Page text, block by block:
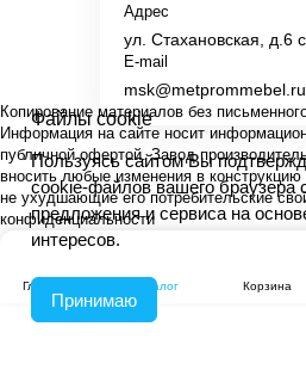
E-mail
msk@metprommebel.ru
Адрес
ул. Стахановская, д.6
Копирование материалов без
Информация на сайте носит
публичной офертой. Завод
вносить любые изменения в
не ухудшающие его потребительские
конфиденциальности
Главная Каталог Корзина
Файлы cookie
Пользуясь сайтом Вы
cookie-файлов вашего браузера
предложения и сервиса на
интересов.
Принимаю